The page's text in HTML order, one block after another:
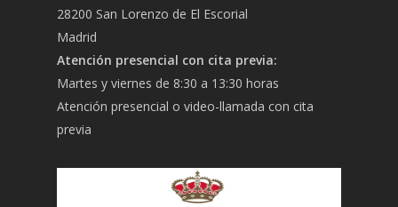
28200 San Lorenzo de El Escorial
Madrid
Atención presencial con cita previa:
Martes y viernes de 8:30 a 13:30 horas
Atención presencial o video-llamada con cita
previa